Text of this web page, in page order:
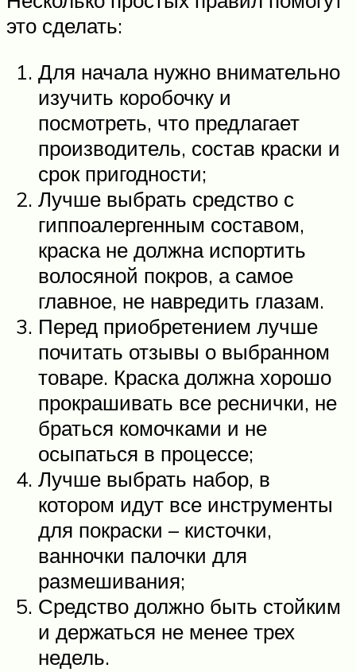
это сделать:
Для начала нужно внимательно
изучить коробочку и
посмотреть, что предлагает
производитель, состав краски и
срок пригодности;
Лучше выбрать средство с
гиппоалергенным составом,
краска не должна испортить
волосяной покров, а самое
главное, не навредить глазам.
Перед приобретением лучше
почитать отзывы о выбранном
товаре. Краска должна хорошо
прокрашивать все реснички, не
браться комочками и не
осыпаться в процессе;
Лучше выбрать набор, в
котором идут все инструменты
для покраски – кисточки,
ванночки палочки для
размешивания;
Средство должно быть стойким
и держаться не менее трех
недель.